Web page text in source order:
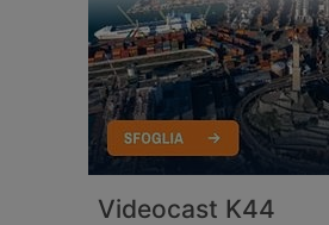
Videocast K44